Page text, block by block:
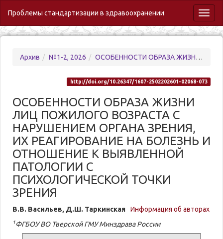
Проблемы стандартизации в здравоохранении
Архив №1-2, 2026 ОСОБЕННОСТИ ОБРАЗА ЖИЗНИ ЛИЦ ПОЖИЛОГО ВОЗРАСТА С НАРУШЕНИЕМ ОРГАНА ЗРЕНИЯ, ИХ РЕАГИРОВАНИЕ НА БОЛЕЗНЬ И ОТНОШЕНИЕ К ВЫЯВЛЕННОЙ ПАТОЛОГИИ С ПСИХОЛОГИЧЕСКОЙ ТОЧКИ ЗРЕНИЯ
http://doi.org/10.26347/1607-2502202601-02068-073
ОСОБЕННОСТИ ОБРАЗА ЖИЗНИ
ЛИЦ ПОЖИЛОГО ВОЗРАСТА С
НАРУШЕНИЕМ ОРГАНА ЗРЕНИЯ,
ИХ РЕАГИРОВАНИЕ НА БОЛЕЗНЬ И
ОТНОШЕНИЕ К ВЫЯВЛЕННОЙ
ПАТОЛОГИИ С
ПСИХОЛОГИЧЕСКОЙ ТОЧКИ
ЗРЕНИЯ
В.В. Васильев, Д.Ш. Таркинская Информация об авторах
1ФГБОУ ВО Тверской ГМУ Минздрава России